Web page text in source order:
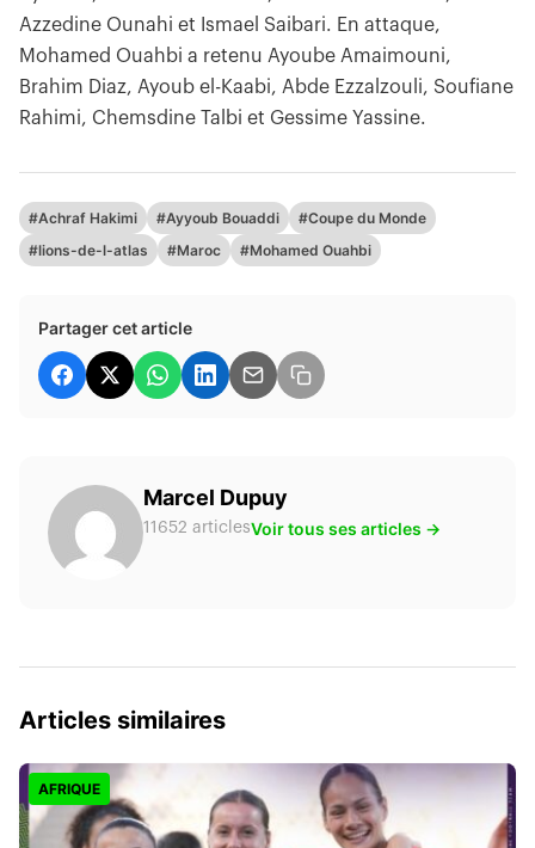
Azzedine Ounahi et Ismael Saibari. En attaque,
Mohamed Ouahbi a retenu Ayoube Amaimouni,
Brahim Diaz, Ayoub el-Kaabi, Abde Ezzalzouli, Soufiane
Rahimi, Chemsdine Talbi et Gessime Yassine.
#Achraf Hakimi #Ayyoub Bouaddi
#Coupe du Monde
#lions-de-l-atlas
#Maroc #Mohamed Ouahbi
Partager cet article
Marcel Dupuy
11652 articlesVoir tous ses articles →
Articles similaires
AFRIQUE